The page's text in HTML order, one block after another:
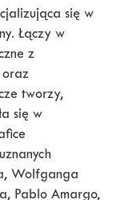
się w
Łączy w
z
oraz
tworzy,
się w
Wolfganga
Pablo Amargo,